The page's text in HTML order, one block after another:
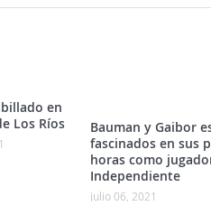
en
Los Ríos
Bauman y Gaibor
fascinados en sus
horas como
Independiente
julio 06, 2021